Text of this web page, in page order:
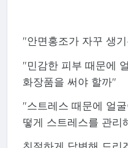
"안면홍조가 자꾸 생
"민감한 피부 때문에
화장품을 써야 할까"
"스트레스 때문에 얼
떻게 스트레스를 관리